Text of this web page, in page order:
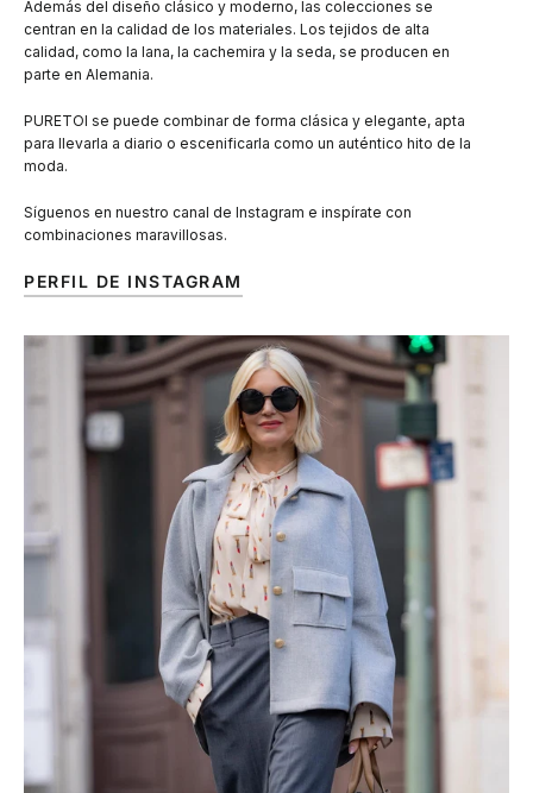
Además del diseño clásico y moderno, las colecciones se
centran en la calidad de los materiales. Los tejidos de alta
calidad, como la lana, la cachemira y la seda, se producen en
parte en Alemania.
PURETOI se puede combinar de forma clásica y elegante, apta
para llevarla a diario o escenificarla como un auténtico hito de la
moda.
Síguenos en nuestro canal de Instagram e inspírate con
combinaciones maravillosas.
PERFIL DE INSTAGRAM